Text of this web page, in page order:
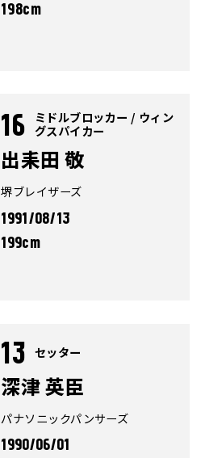
198cm
16
ミドルブロッカー / ウィン
グスパイカー
出耒田 敬
堺ブレイザーズ
1991/08/13
199cm
13 セッター
深津 英臣
パナソニックパンサーズ
1990/06/01